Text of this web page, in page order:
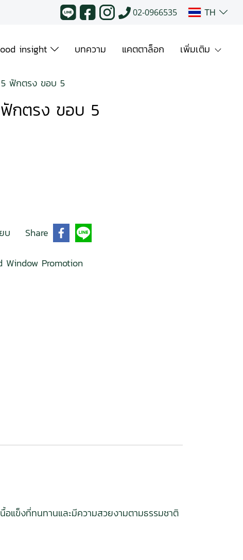
02-0966535 TH
insight บทความ แคตตาล็อก เพิ่มเติม
5 ฟักตรง ขอบ 5
กตรง ขอบ 5
บ Share
Window Promotion
อแข็งที่ทนทานและมีความสวยงามตามธรรมชาติ